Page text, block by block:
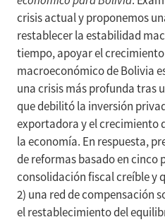
crisis actual y proponemos
restablecer la estabilidad
tiempo, apoyar el
macroeconómico de Bolivia
una crisis más profunda tras
que debilitó la inversión
exportadora y el crecimiento
la economía. En respuesta,
de reformas basado en cinco
consolidación fiscal creíble y
2) una red de compensación
el restablecimiento del